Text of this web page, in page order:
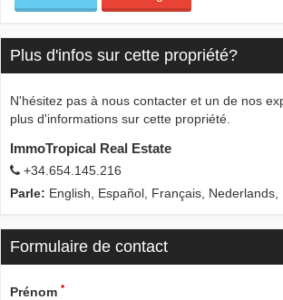
Plus d'infos sur cette propriété?
N'hésitez pas à nous contacter et un de nos
plus d'informations sur cette propriété.
ImmoTropical Real Estate
+34.654.145.216
Parle: English, Español, Français, Nederlands,
Formulaire de contact
Prénom *